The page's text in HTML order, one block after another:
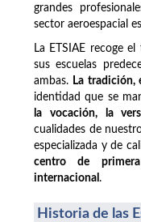
grandes
sector aeroespacial
La ETSIAE recoge
sus escuelas
ambas. La tradición,
identidad que se
la vocación, la
cualidades de
especializada y de
centro de
internacional .
Historia de las